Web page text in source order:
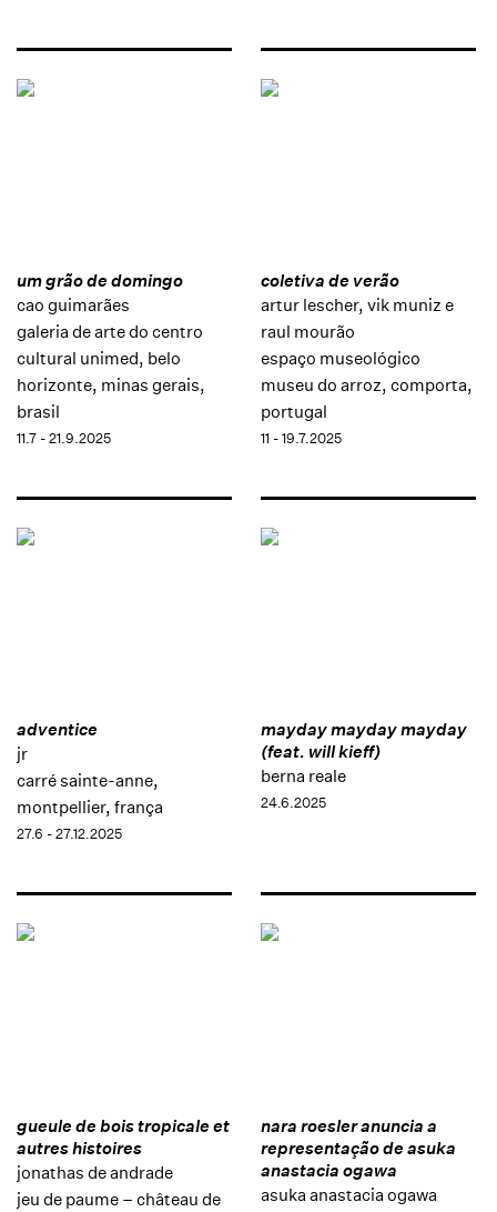
um grão de domingo
cao guimarães
galeria de arte do centro
cultural unimed, belo
horizonte, minas gerais,
brasil
11.7 - 21.9.2025
coletiva de verão
artur lescher, vik muniz e
raul mourão
espaço museológico
museu do arroz, comporta,
portugal
11 - 19.7.2025
adventice
jr
carré sainte-anne,
montpellier, frança
27.6 - 27.12.2025
mayday mayday mayday
(feat. will kieff)
berna reale
24.6.2025
gueule de bois tropicale et
autres histoires
jonathas de andrade
jeu de paume – château de
nara roesler anuncia a
representação de asuka
anastacia ogawa
asuka anastacia ogawa